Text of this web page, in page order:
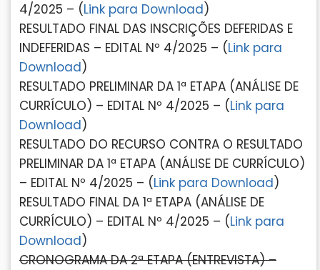
4/2025 – (Link para Download)
RESULTADO FINAL DAS INSCRIÇÕES DEFERIDAS E
INDEFERIDAS – EDITAL Nº 4/2025 – (Link para
Download)
RESULTADO PRELIMINAR DA 1ª ETAPA (ANÁLISE DE
CURRÍCULO) – EDITAL Nº 4/2025 – (Link para
Download)
RESULTADO DO RECURSO CONTRA O RESULTADO
PRELIMINAR DA 1ª ETAPA (ANÁLISE DE CURRÍCULO)
– EDITAL Nº 4/2025 – (Link para Download)
RESULTADO FINAL DA 1ª ETAPA (ANÁLISE DE
CURRÍCULO) – EDITAL Nº 4/2025 – (Link para
Download)
CRONOGRAMA DA 2ª ETAPA (ENTREVISTA) –